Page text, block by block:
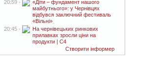
20:59 -
«Діти – фундамент нашого
майбутнього»: у Чернівцях
відбувся заключний фестиваль
«Вільні»
20:45 -
На чернівецьких ринкових
прилавках зросли ціни на
продукти | C4
Створити інформер